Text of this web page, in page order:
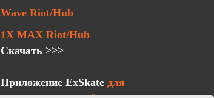
Wave Riot/Hub
1X MAX Riot/Hub
Скачать >>>
Приложение ExSkate для